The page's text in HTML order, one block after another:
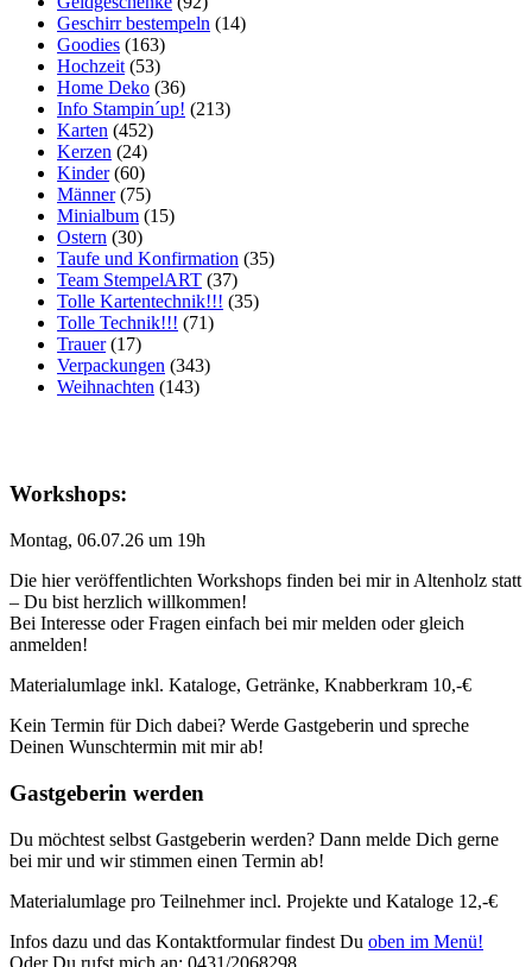
Geschirr bestempeln (14)
Goodies (163)
Hochzeit (53)
Home Deko (36)
Info Stampin´up! (213)
Karten (452)
Kerzen (24)
Kinder(60)
Männer(75)
Minialbum (15)
Ostern (30)
Taufe und Konfirmation (35)
Team StempelART (37)
Tolle Kartentechnik!!! (35)
Tolle Technik!!! (71)
Trauer(17)
Verpackungen (343)
Weihnachten (143)
Workshops:
Montag, 06.07.26 um 19h
Die hier veröffentlichten Workshops finden bei mir in Altenholz statt
– Du bist herzlich willkommen!
Bei Interesse oder Fragen einfach bei mir melden oder gleich
anmelden!
Materialumlage inkl. Kataloge, Getränke, Knabberkram 10,-€
Kein Termin für Dich dabei? Werde Gastgeberin und spreche
Deinen Wunschtermin mit mir ab!
Gastgeberin werden
Du möchtest selbst Gastgeberin werden? Dann melde Dich gerne
bei mir und wir stimmen einen Termin ab!
Materialumlage pro Teilnehmer incl. Projekte und Kataloge 12,-€
Infos dazu und das Kontaktformular findest Du oben im Menü!
Oder Du rufst mich an: 0431/2068298